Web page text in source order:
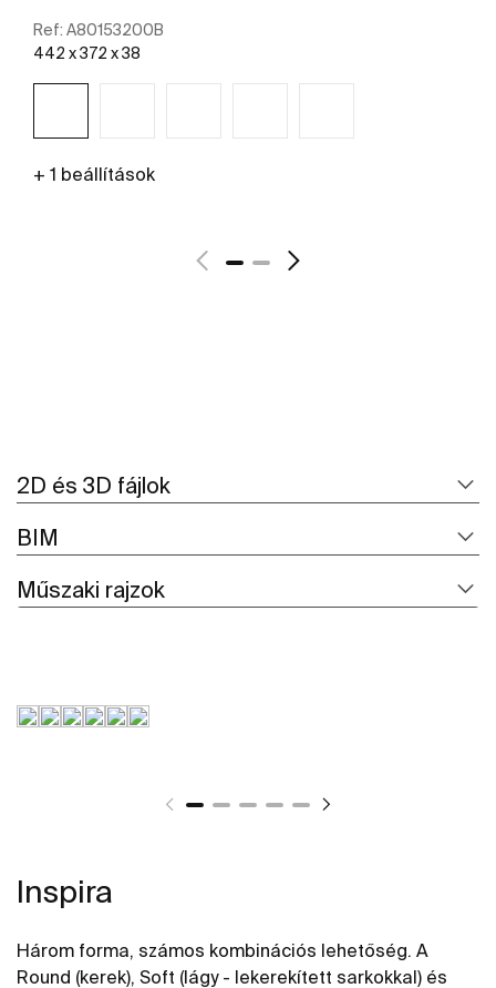
Ref: A80153200B
442 x 372 x 38
+ 1 beállítások
2D és 3D fájlok
BIM
Műszaki rajzok
Inspira
Három forma, számos kombinációs lehetőség. A
Round (kerek), Soft (lágy - lekerekített sarkokkal) és